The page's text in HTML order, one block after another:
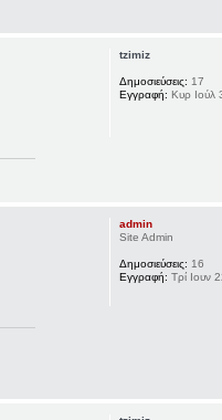
tzimiz
Δημοσιεύσεις: 17
Εγγραφή: Κυρ Ιούλ
admin
Site Admin
Δημοσιεύσεις: 16
Εγγραφή: Τρί Ιουν